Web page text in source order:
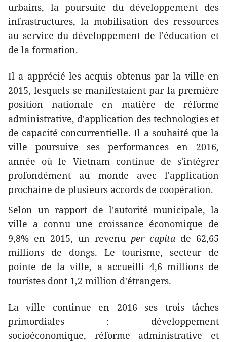
urbains, la poursuite du développement des
infrastructures, la mobilisation des ressources
au service du développement de l'éducation et
de la formation.
Il a apprécié les acquis obtenus par la ville en
2015, lesquels se manifestaient par la première
position ​nationale ​en matière de réforme
administrative, d'application des technologies et
de capacité concurrentielle. Il a souhaité que la
ville poursuive ses performances en 2016,
année où le Vietnam continue de s'intégrer
profondément au monde avec l'application
prochaine de plusieurs accords de coopération.
Selon un rapport de l'autorité municipale, la
ville a connu une croissance économique de
9,8% en 2015, un revenu per capita​ de 62,65
millions de dongs. Le tourisme, secteur de
pointe de la ville, a accueilli 4,6 millions de
touristes dont 1,2 million d'étrangers.
La ville continue en 2016 ses trois tâches
primordiales : développement
socioéconomique, réforme administrative et